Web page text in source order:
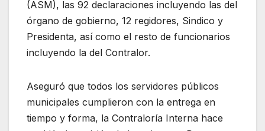
(ASM), las 92 declaraciones incluyendo las del
órgano de gobierno, 12 regidores, Sindico y
Presidenta, así como el resto de funcionarios
incluyendo la del Contralor.
Aseguró que todos los servidores públicos
municipales cumplieron con la entrega en
tiempo y forma, la Contraloría Interna hace